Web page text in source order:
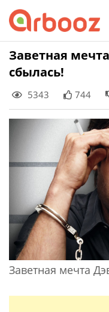
Skip
Заветная
сбылась!
5343 744
Заветная мечта
Найти: